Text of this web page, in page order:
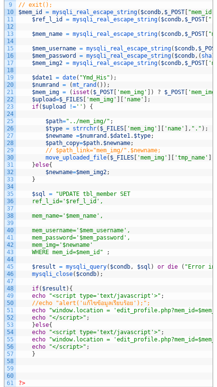
9
10
11
12
13
14
15
16
17
18
19
20
21
22
23
24
25
26
27
28
29
30
31
32
33
34
35
36
37
38
39
40
41
42
43
44
45
46
47
48
49
50
51
52
53
54
55
56
57
58
59
60
61
// exit();
$mem_id
= mysqli_real_escape_string( $condb, $_POST [ "mem_id"
$ref_l_id
= mysqli_real_escape_string( $condb, $_POST [
$mem_name = mysqli_real_escape_string( $condb, $_POST [
$mem_username = mysqli_real_escape_string( $condb,
$mem_password
= mysqli_real_escape_string( $condb, ( sha1
$mem_img2 = mysqli_real_escape_string( $condb, $_POST [
$date1 = date( "Ymd_His" ) ;
$numrand
= (mt_rand ( ) ) ;
$mem_img = ( isset ( $_POST [ 'mem_img' ] ) ? $_POST [
$upload=$_FILES [ 'mem_img' ] [ 'name' ] ;
if( $upload != '' ) {
$path="../mem_img/" ;
$type = strrchr( $_FILES [ 'mem_img' ] [ 'name' ] , "." ) ;
$newname =$numrand . $date1. $type;
$path_copy=$path. $newname;
// $path_link="mem_img/".$newname;
move_uploaded_file( $_FILES [ 'mem_img' ] [ 'tmp_name' ]
}else{
$newname=$mem_img2;
}
$sql =
"UPDATE tbl_member SET
	ref_l_id='$ref_l_id',
	mem_name='$mem_name',
	mem_username='$mem_username',
	mem_password='$mem_password',
	mem_img='$newname'
	WHERE mem_id=$mem_id"
;
$result = mysqli_query( $condb, $sql ) or die ( "Error in
mysqli_close( $condb) ;
if( $result ) {
echo
"<script type='text/javascript'>" ;
//echo "alert('แก้ไขข้อมูลเรียบร้อย');";
echo
"window.location =
echo
"</script>" ;
}else{
echo
"<script type='text/javascript'>" ;
echo
"window.location =
echo
"</script>" ;
}
?>